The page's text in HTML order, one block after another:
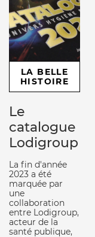
LA BELLE
HISTOIRE
Le
catalogue
Lodigroup
La fin d'année
2023 a été
marquée par
une
collaboration
entre Lodigroup,
acteur de la
santé publique,